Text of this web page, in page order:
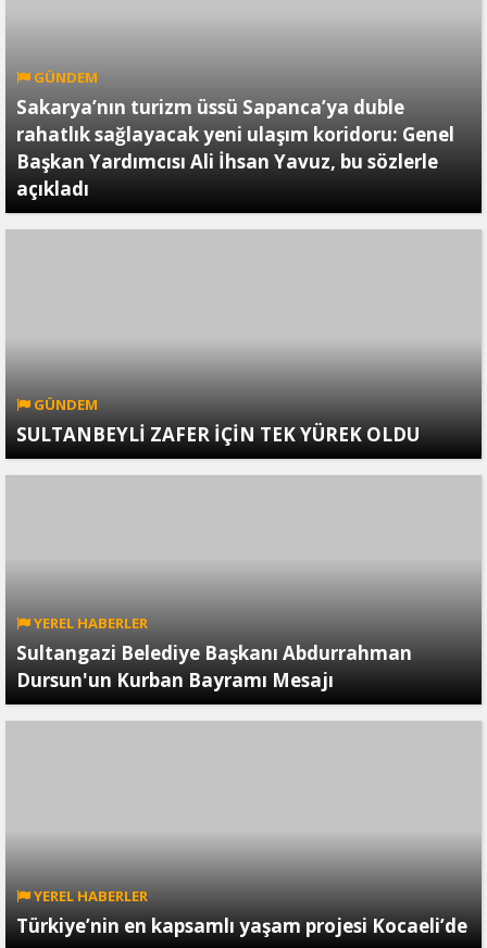
GÜNDEM
Sakarya’nın turizm üssü Sapanca’ya duble
rahatlık sağlayacak yeni ulaşım koridoru: Genel
Başkan Yardımcısı Ali İhsan Yavuz, bu sözlerle
açıkladı
GÜNDEM
SULTANBEYLİ ZAFER İÇİN TEK YÜREK OLDU
YEREL HABERLER
Sultangazi Belediye Başkanı Abdurrahman
Dursun'un Kurban Bayramı Mesajı
YEREL HABERLER
Türkiye’nin en kapsamlı yaşam projesi Kocaeli’de